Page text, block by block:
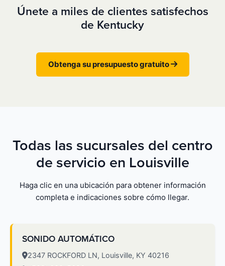
Únete a miles de clientes satisfechos
de Kentucky
Obtenga su presupuesto gratuito
Todas las sucursales del centro
de servicio en Louisville
Haga clic en una ubicación para obtener información
completa e indicaciones sobre cómo llegar.
SONIDO AUTOMÁTICO
2347 ROCKFORD LN, Louisville, KY 40216